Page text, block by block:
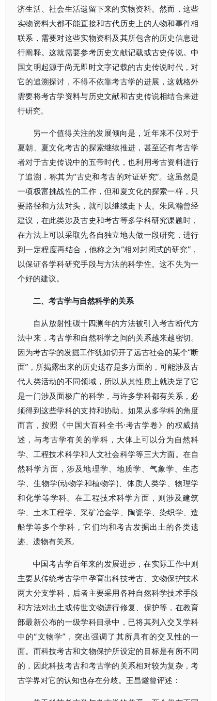
济生活、社会生活遗留下来的实物资料。然而，这些
实物资料大都不能直接和古代历史上的人物和事件相
联系，需要对这些实物资料及其所包含的历史信息进
行阐释。这就需要参考历史文献记载或古史传说。中
国文明起源于尚无即时文字记载的古史传说时代，对
它的追溯探讨，不得不依靠考古学的进展，这就格外
需要将考古学资料与历史文献和古史传说相结合来进
行研究。
另一个值得关注的发展倾向是，近年来不仅对于
夏朝、夏文化考古的探索继续推进，甚至还有考古学
者对于古史传说中的五帝时代，也利用考古资料进行
了追溯，称其为“古史和考古的对证研究”。这虽然是
一项极富挑战性的工作，但和夏文化的探索一样，只
要路径和方法对头，就可以继续走下去。朱凤瀚曾经
建议，在此类涉及古史和考古等多学科研究课题时，
在方法上可以采取先各自独立地去做一段研究，进行
到一定程度再结合，他称之为“相对封闭式的研究”，
以保证各学科研究手段与方法的科学性。这不失为一
个好的建议。
二、考古学与自然科学的关系
自从放射性碳十四测年的方法被引入考古断代方
法中来，考古学和自然科学之间的关系越来越密切。
因为考古学的发掘工作犹如切开了远古社会的某个“断
面”，所揭露出来的历史遗存是多方面的，可能涉及古
代人类活动的不同领域，所以从其性质上就决定了它
是一门涉及面极广的科学，与许多学科都有关系，必
须得到这些学科的支持和协助。如果从多学科的角度
而言，按照《中国大百科全书·考古学卷》的权威描
述，与考古学有关的学科，大体上可以分为自然科
学、工程技术科学和人文社会科学等三大方面。在自
然科学方面，涉及地理学、地质学、气象学、生态
学、生物学(动物学和植物学)、体质人类学、物理学
和化学等学科。在工程技术科学方面，则涉及建筑
学、土木工程学、采矿冶金学、陶瓷学、染织学、造
船学等多个学科，它们均和考古发掘出土的各类遗
迹、遗物有关系。
中国考古学百年来的发展进步，在实际工作中则
主要从传统考古学中孕育出科技考古、文物保护技术
两大分支学科，后者主要采用各种自然科学技术手段
和方法对出土或传世文物进行修复、保护等，在教育
部最新公布的一级学科目录中，已将其列入交叉学科
中的“文物学”，突出强调了其所具有的交叉性的一
面。而科技考古和文物保护所设定的目标是有所不同
的，因此科技考古和考古学的关系相对较为复杂，考
古学界对它的认知也存在分歧。王昌燧曾评述：